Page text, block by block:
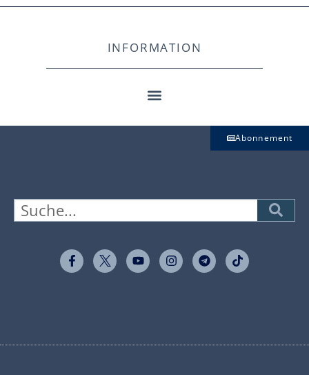
INFORMATION
Abonnement